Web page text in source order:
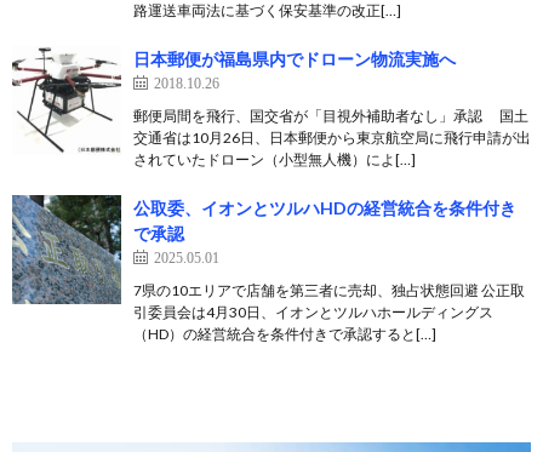
路運送車両法に基づく保安基準の改正[…]
日本郵便が福島県内でドローン物流実施へ
2018.10.26
郵便局間を飛行、国交省が「目視外補助者なし」承認 国土
交通省は10月26日、日本郵便から東京航空局に飛行申請が出
されていたドローン（小型無人機）によ[…]
公取委、イオンとツルハHDの経営統合を条件付き
で承認
2025.05.01
7県の10エリアで店舗を第三者に売却、独占状態回避 公正取
引委員会は4月30日、イオンとツルハホールディングス
（HD）の経営統合を条件付きで承認すると[…]